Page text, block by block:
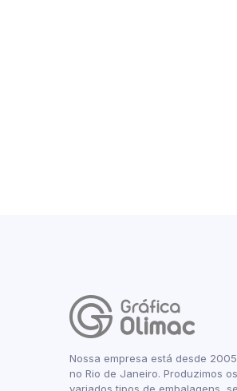
Nossa empresa está desde
no Rio de Janeiro. Produzimos